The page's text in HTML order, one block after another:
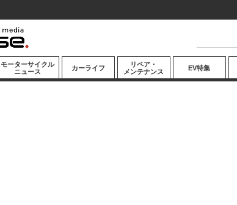
モーターサイクル
ニュース
カーライフ
リペア・
メンテナンス
EV特集